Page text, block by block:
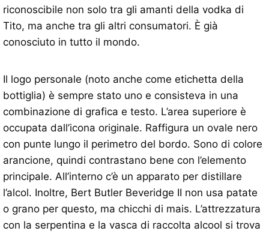
riconoscibile non solo tra gli amanti della vodka di
Tito, ma anche tra gli altri consumatori. È già
conosciuto in tutto il mondo.
Il logo personale (noto anche come etichetta della
bottiglia) è sempre stato uno e consisteva in una
combinazione di grafica e testo. L’area superiore è
occupata dall’icona originale. Raffigura un ovale nero
con punte lungo il perimetro del bordo. Sono di colore
arancione, quindi contrastano bene con l’elemento
principale. All’interno c’è un apparato per distillare
l’alcol. Inoltre, Bert Butler Beveridge II non usa patate
o grano per questo, ma chicchi di mais. L’attrezzatura
con la serpentina e la vasca di raccolta alcool si trova